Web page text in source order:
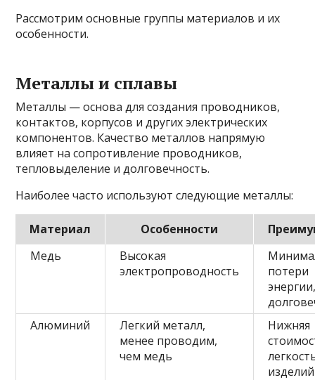
Рассмотрим основные группы материалов и их
особенности.
Металлы и сплавы
Металлы — основа для создания проводников,
контактов, корпусов и других электрических
компонентов. Качество металлов напрямую
влияет на сопротивление проводников,
тепловыделение и долговечность.
Наиболее часто используют следующие металлы:
Материал Особенности
Медь
Высокая
электропроводность
потери
Алюминий
Легкий металл,
менее проводим,
чем медь
Нижняя
изделий